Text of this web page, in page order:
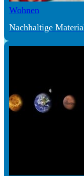
Wohnen
Nachhaltige